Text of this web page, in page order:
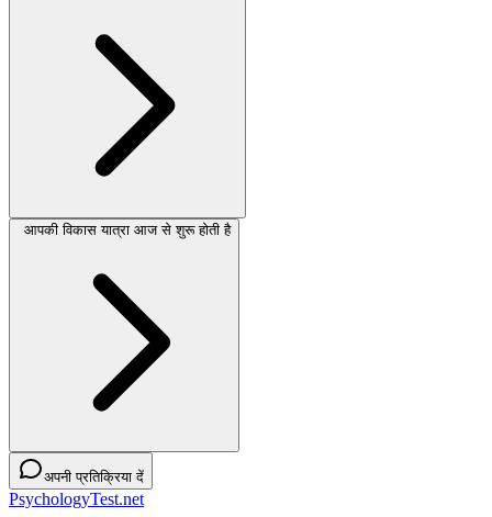
आपकी विकास यात्रा आज से शुरू होती है
अपनी प्रतिक्रिया दें
PsychologyTest.net